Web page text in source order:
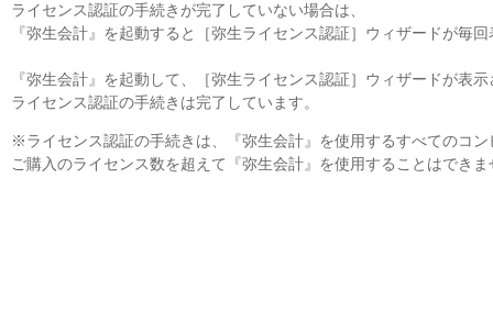
ライセンス認証の手続きが完了していない場合は、
『弥生会計』を起動すると［弥生ライセンス認証］ウィザードが毎
『弥生会計』を起動して、［弥生ライセンス認証］ウィザードが表
ライセンス認証の手続きは完了しています。
※ライセンス認証の手続きは、『弥生会計』を使用するすべてのコ
ご購入のライセンス数を超えて『弥生会計』を使用することはでき